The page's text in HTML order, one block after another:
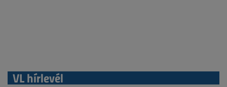
VL hírlevél